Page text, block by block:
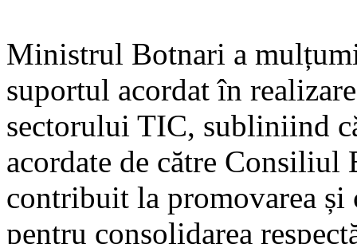
Ministrul Botnari a
suportul acordat în
sectorului TIC, subliniind
acordate de către
contribuit la promovarea și
pentru consolidarea